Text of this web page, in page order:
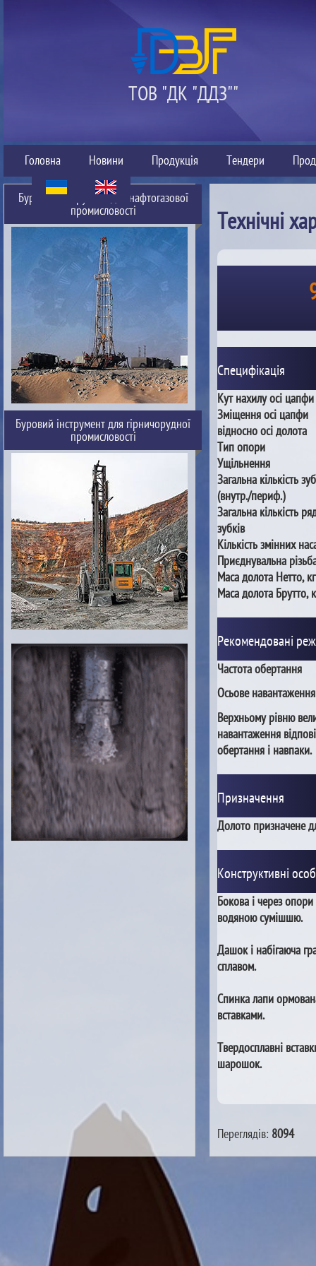
ТОВ "ДК "ДДЗ""
Головна Новини Продукція Тендери
Буровий інструмент для нафтогазової
промисловості
Буровий інструмент для гірничорудної
промисловості
Технічні
Специфікація
Кут нахилу осі цапфи
Зміщення осі цапфи
відносно осі долота
Тип опори
Ущільнення
Загальна кількість
(внутр./периф.)
Загальна кількість
зубків
Кількість змінних
Приєднувальна
Маса долота Нетто, кг
Маса долота Брутто,
Рекомендовані
Частота обертання
Осьове навантаження
Верхньому рівню
навантаження
обертання і навпаки.
Призначення
Долото призначене
Конструктивні
Бокова і через
водяною сумішшю.
Дашок і набігаюча
сплавом.
Спинка лапи
вставками.
Твердосплавні
шарошок.
Переглядів: 8094